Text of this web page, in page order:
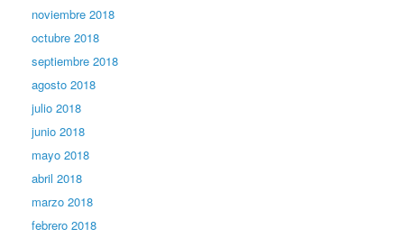
noviembre 2018
octubre 2018
septiembre 2018
agosto 2018
julio 2018
junio 2018
mayo 2018
abril 2018
marzo 2018
febrero 2018